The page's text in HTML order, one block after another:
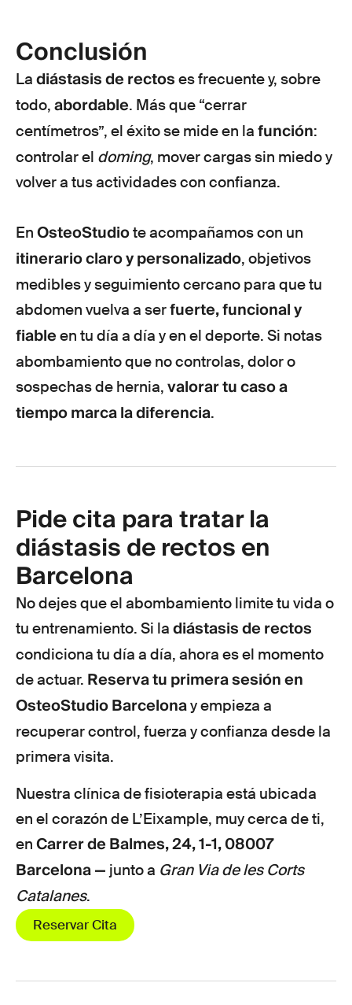
Conclusión
La diástasis de rectos es frecuente y, sobre
todo, abordable. Más que “cerrar
centímetros”, el éxito se mide en la función:
controlar el doming, mover cargas sin miedo y
volver a tus actividades con confianza.
En OsteoStudiote acompañamos con un
itinerario claro y personalizado, objetivos
medibles y seguimiento cercano para que tu
abdomen vuelva a serfuerte, funcional y
fiable en tu día a día y en el deporte. Si notas
abombamiento que no controlas, dolor o
sospechas de hernia, valorar tu caso a
tiempo marca la diferencia.
Pide cita para tratar la
diástasis de rectos en
Barcelona
No dejes que el abombamiento limite tu vida o
tu entrenamiento. Si la diástasis de rectos
condiciona tu día a día, ahora es el momento
de actuar. Reserva tu primera sesión en
OsteoStudio Barcelonay empieza a
recuperar control, fuerza y confianza desde la
primera visita.
Nuestra clínica de fisioterapia está ubicada
en el corazón de L’Eixample, muy cerca de ti,
en Carrer de Balmes, 24, 1-1, 08007
Barcelona —junto a Gran Via de les Corts
Catalanes.
Reservar Cita